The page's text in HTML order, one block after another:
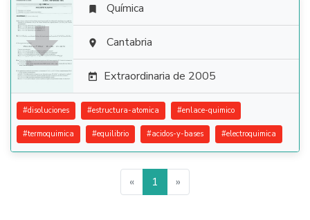

 Química
 Cantabria
 Extraordinaria de 2005
#disoluciones #estructura-atomica #enlace-quimico
#termoquimica #equilibrio #acidos-y-bases #electroquimica
« 1 »